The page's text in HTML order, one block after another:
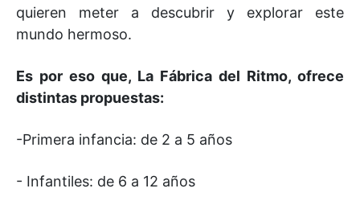
quieren meter a descubrir y explorar este
mundo hermoso.
Es por eso que, La Fábrica del Ritmo, ofrece
distintas propuestas:
-Primera infancia: de 2 a 5 años
- Infantiles: de 6 a 12 años